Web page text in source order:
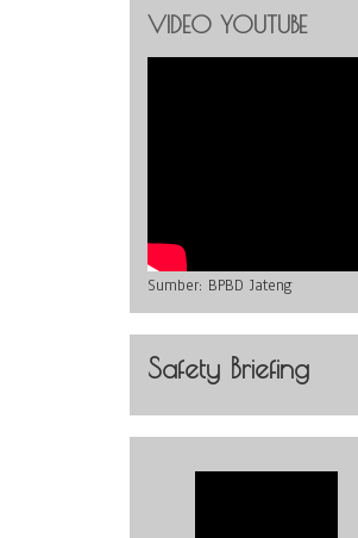
VIDEO YOUTUBE
Sumber: BPBD Jateng
Safety Briefing